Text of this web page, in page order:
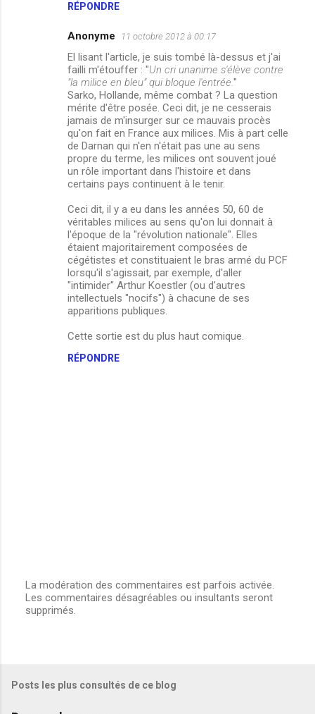
RÉPONDRE
Anonyme 11 octobre 2012 à 00:17
El lisant l'article, je suis tombé là-dessus et j'ai
failli m'étouffer : "Un cri unanime s'élève contre
"la milice en bleu" qui bloque l'entrée."
Sarko, Hollande, même combat ? La question
mérite d'être posée. Ceci dit, je ne cesserais
jamais de m'insurger sur ce mauvais procès
qu'on fait en France aux milices. Mis à part celle
de Darnan qui n'en n'était pas une au sens
propre du terme, les milices ont souvent joué
un rôle important dans l'histoire et dans
certains pays continuent à le tenir.
Ceci dit, il y a eu dans les années 50, 60 de
véritables milices au sens qu'on lui donnait à
l'époque de la "révolution nationale". Elles
étaient majoritairement composées de
cégétistes et constituaient le bras armé du PCF
lorsqu'il s'agissait, par exemple, d'aller
"intimider" Arthur Koestler (ou d'autres
intellectuels "nocifs") à chacune de ses
apparitions publiques.
Cette sortie est du plus haut comique.
RÉPONDRE
E
n
t
La modération des commentaires est parfois activée.
Les commentaires désagréables ou insultants seront
supprimés.
Posts les plus consultés de ce blog